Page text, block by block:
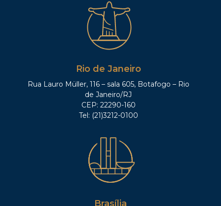
Rio de Janeiro
Rua Lauro Müller, 116 – sala 605, Botafogo – Rio
de Janeiro/RJ
CEP: 22290-160
Tel: (21)3212-0100
Brasília